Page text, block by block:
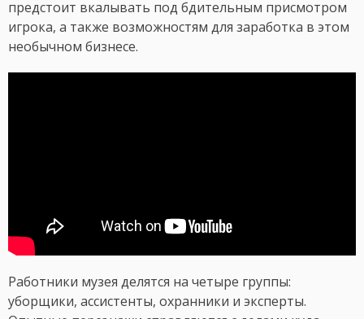
предстоит вкалывать под бдительным присмотром
игрока, а также возможностям для заработка в этом
необычном бизнесе.
Работники музея делятся на четыре группы:
уборщики, ассистенты, охранники и эксперты.